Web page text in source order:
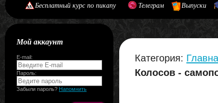
Бесплатный курс по пикапу Телеграм Выпуски
Мой аккаунт
E-mail:
Пароль:
Забыли пароль? Напомнить
Категория:
Колосов -